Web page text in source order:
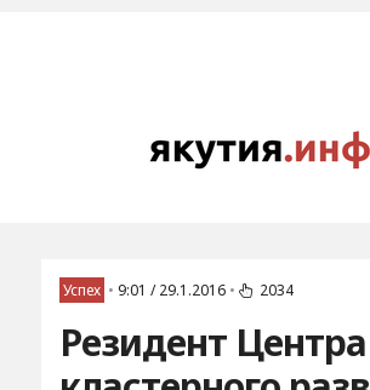
Успех • 9:01 / 29.1.2016 • 2034
Резидент Центра